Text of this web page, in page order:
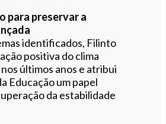
para preservar a
identificados, Filinto
positiva do clima
últimos anos e atribui
Educação um papel
da estabilidade